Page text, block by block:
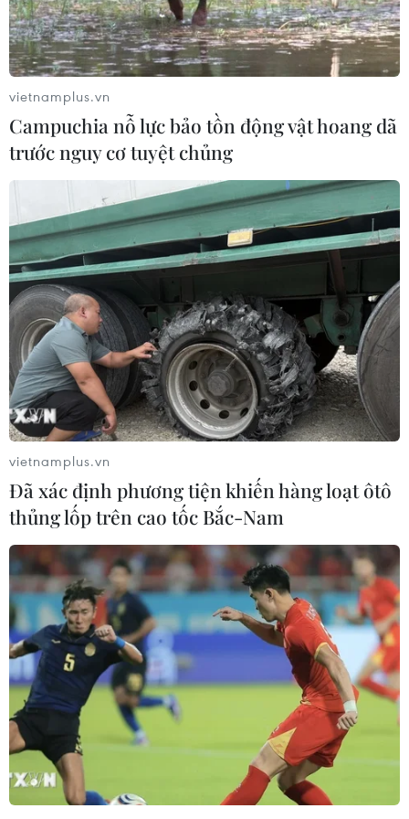
Boko Haram tấn công ở Cameroon, ít nhất
16 người thiệt mạng
03/08/2020 00:47
Vụ tấn công khiến ít nhất 16 người thiệt mạng này xảy ra
chỉ một tuần sau khi quân đội Cameroon tuyên bố tiêu
diệt 5 phần tử Boko Haram.
Cameroon phát động chiến dịch đặc biệt
truy quét các phần tử ly khai
vietnamplus.vn
Campuchia nỗ lực bảo tồn động vật hoang dã
trước nguy cơ tuyệt chủng
vietnamplus.vn
Đã xác định phương tiện khiến hàng loạt ôtô
thủng lốp trên cao tốc Bắc-Nam